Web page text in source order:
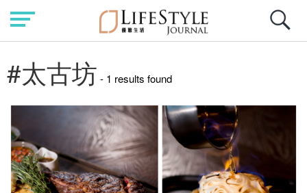
#太古坊 - 1 results found